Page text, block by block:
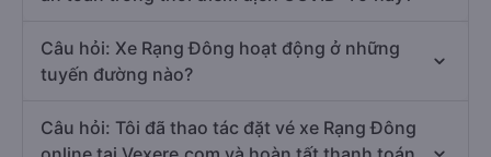
Câu hỏi: Xe Rạng Đông hoạt động ở những
tuyến đường nào?
Câu hỏi: Tôi đã thao tác đặt vé xe Rạng Đông